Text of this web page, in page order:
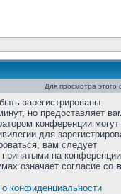
Для просмотра
зарегистрированы.
но предоставляет
конференции
для
вам следует
на
означает согласие со
конфиденциальности